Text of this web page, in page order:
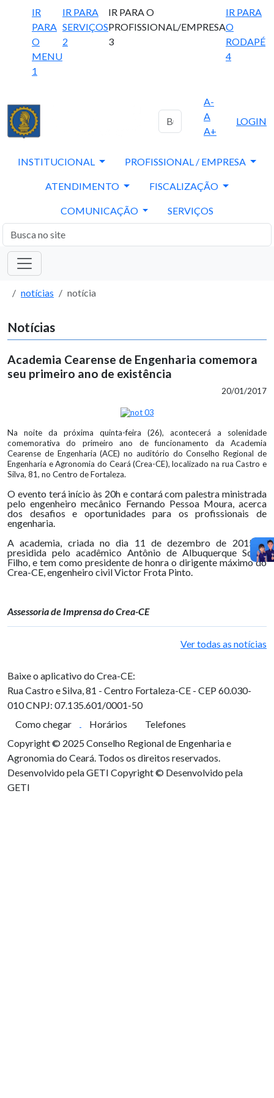
IR
PARA
O
MENU
1
IR PARA
SERVIÇOS
2
IR PARA O
PROFISSIONAL/EMPRESA
3
IR PARA
O
RODAPÉ
4
A-
A
A+
LOGIN
INSTITUCIONAL PROFISSIONAL / EMPRESA
ATENDIMENTO FISCALIZAÇÃO
COMUNICAÇÃO SERVIÇOS
notícias notícia
Notícias
Academia Cearense de Engenharia comemora
seu primeiro ano de existência
20/01/2017
Na noite da próxima quinta-feira (26), acontecerá a solenidade
comemorativa do primeiro ano de funcionamento da Academia
Cearense de Engenharia (ACE) no auditório do Conselho Regional de
Engenharia e Agronomia do Ceará (Crea-CE), localizado na rua Castro e
Silva, 81, no Centro de Fortaleza.
O evento terá início às 20h e contará com palestra ministrada
pelo engenheiro mecânico Fernando Pessoa Moura, acerca
dos desafios e oportunidades para os profissionais de
engenharia.
A academia, criada no dia 11 de dezembro de 2015, é
presidida pelo acadêmico Antônio de Albuquerque Sousa
Filho, e tem como presidente de honra o dirigente máximo do
Crea-CE, engenheiro civil Victor Frota Pinto.
Assessoria de Imprensa do Crea-CE
Ver todas as notícias
Baixe o aplicativo do Crea-CE:
Rua Castro e Silva, 81 - Centro Fortaleza-CE - CEP 60.030-
010CNPJ: 07.135.601/0001-50
Como chegar
Horários
Telefones
Copyright © 2025 Conselho Regional de Engenharia e
Agronomia do Ceará. Todos os direitos reservados.
Desenvolvido pela GETI Copyright © Desenvolvido pela
GETI